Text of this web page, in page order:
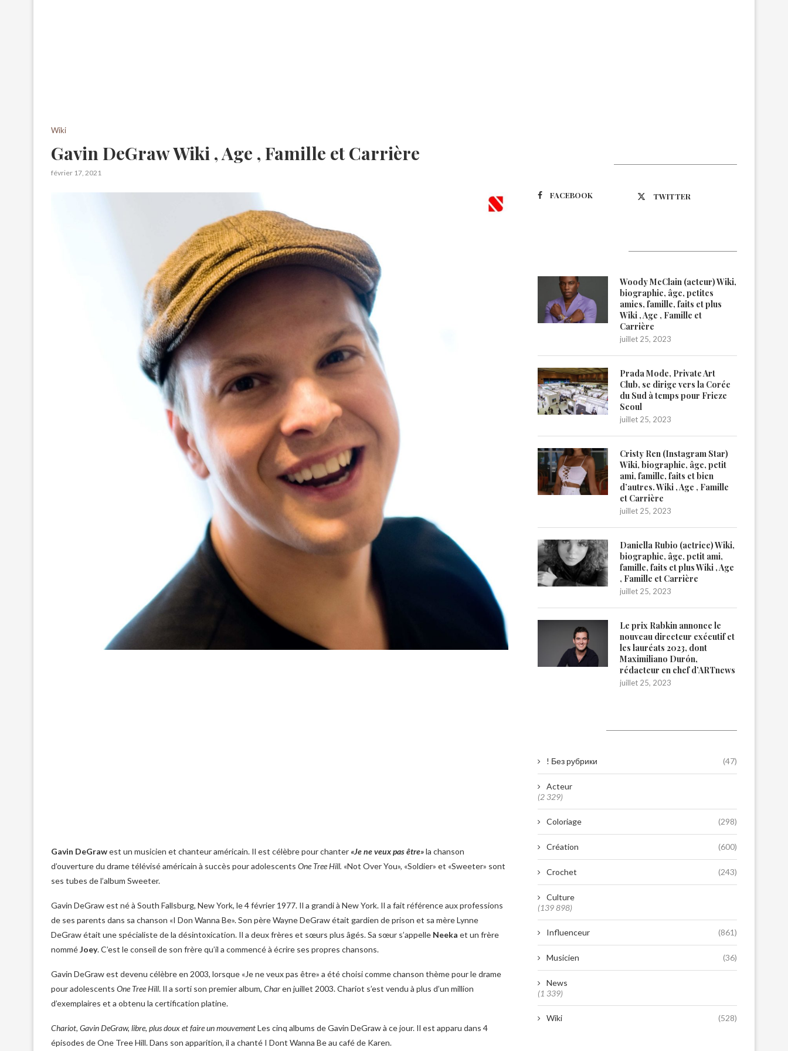
Wiki
Gavin DeGraw Wiki , Age , Famille et Carrière
février 17, 2021
Gavin DeGrawest un musicien et chanteur américain. Il est célèbre pour chanter «Je ne veux pas être»la chanson
d’ouverture du drame télévisé américain à succès pour adolescents One Tree Hill. «Not Over You», «Soldier» et «Sweeter» sont
ses tubes de l’album Sweeter.
Gavin DeGraw est né à South Fallsburg, New York, le 4 février 1977. Il a grandi à New York. Il a fait référence aux professions
de ses parents dans sa chanson «I Don Wanna Be». Son père Wayne DeGraw était gardien de prison et sa mère Lynne
DeGraw était une spécialiste de la désintoxication. Il a deux frères et sœurs plus âgés. Sa sœur s’appelle Neeka et un frère
nomméJoey. C’est le conseil de son frère qu’il a commencé à écrire ses propres chansons.
Gavin DeGraw est devenu célèbre en 2003, lorsque «Je ne veux pas être» a été choisi comme chanson thème pour le drame
pour adolescents One Tree Hill. Il a sorti son premier album, Charen juillet 2003. Chariot s’est vendu à plus d’un million
d’exemplaires et a obtenu la certification platine.
Chariot, Gavin DeGraw, libre, plus doux et faire un mouvementLes cinq albums de Gavin DeGraw à ce jour. Il est apparu dans 4
épisodes de One Tree Hill. Dans son apparition, il a chanté I Dont Wanna Be au café de Karen.
FACEBOOK TWITTER
Woody McClain (acteur) Wiki,
biographie, âge, petites
amies, famille, faits et plus
Wiki , Age , Famille et
Carrière
juillet 25, 2023
Prada Mode, Private Art
Club, se dirige vers la Corée
du Sud à temps pour Frieze
Seoul
juillet 25, 2023
Cristy Ren (Instagram Star)
Wiki, biographie, âge, petit
ami, famille, faits et bien
d’autres. Wiki , Age , Famille
et Carrière
juillet 25, 2023
Daniella Rubio (actrice) Wiki,
biographie, âge, petit ami,
famille, faits et plus Wiki , Age
, Famille et Carrière
juillet 25, 2023
Le prix Rabkin annonce le
nouveau directeur exécutif et
les lauréats 2023, dont
Maximiliano Durón,
rédacteur en chef d’ARTnews
juillet 25, 2023
! Без рубрики (47)
Acteur
(2 329)
Coloriage (298)
Création (600)
Crochet (243)
Culture
(139 898)
Influenceur (861)
Musicien (36)
News
(1 339)
Wiki (528)